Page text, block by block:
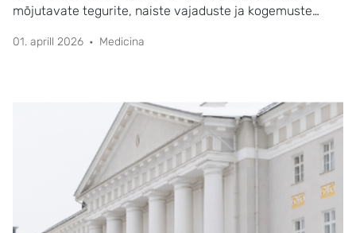
mõjutavate tegurite, naiste vajaduste ja kogemuste
01. aprill 2026 Medicina